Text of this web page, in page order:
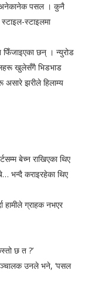
अनेकानेक पसल । कुनै
स्टाइलमा
फिँजाइएका छन् । न्युरोड
खुलेसँगै भिडभाड
असारे झरीले हिलाम्य
बेच्न राखिएका थिए
भन्दै कराइरहेका थिए
हामीले ग्राहक नभएर
छ त ?’
उनले भने, ‘पसल